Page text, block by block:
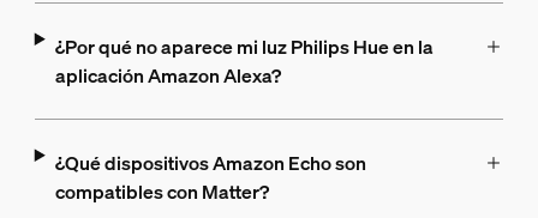
¿Por qué no aparece mi luz Philips Hue en la
aplicación Amazon Alexa?
¿Qué dispositivos Amazon Echo son
compatibles con Matter?